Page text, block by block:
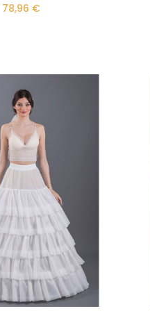
78,96 €